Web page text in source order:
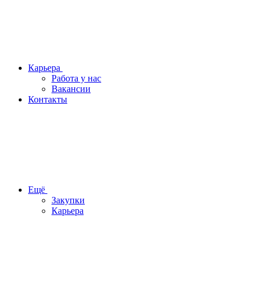
Карьера
Работа у нас
Вакансии
Контакты
Ещё
Закупки
Карьера